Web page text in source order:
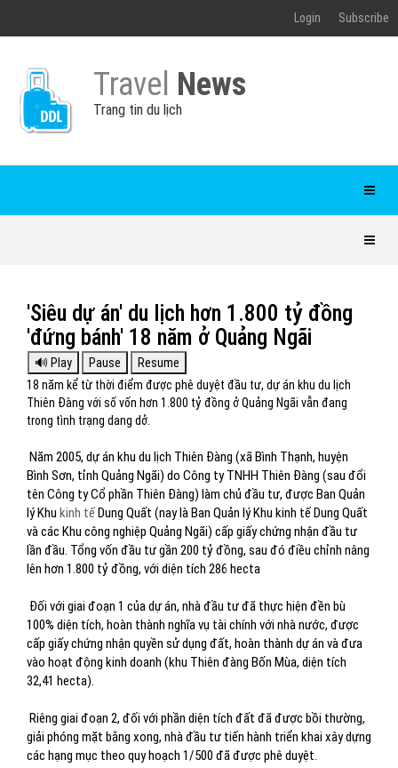
Login Subscribe
Travel News
Trang tin du lịch
'Siêu dự án' du lịch hơn 1.800 tỷ đồng
'đứng bánh' 18 năm ở Quảng Ngãi
18 năm kể từ thời điểm được phê duyệt đầu tư, dự án khu du lịch
Thiên Đàng với số vốn hơn 1.800 tỷ đồng ở Quảng Ngãi vẫn đang
trong tình trạng dang dở.
Năm 2005, dự án khu du lịch Thiên Đàng (xã Bình Thạnh, huyện
Bình Sơn, tỉnh Quảng Ngãi) do Công ty TNHH Thiên Đàng (sau đổi
tên Công ty Cổ phần Thiên Đàng) làm chủ đầu tư, được Ban Quản
lý Khu kinh tếDung Quất (nay là Ban Quản lý Khu kinh tế Dung Quất
và các Khu công nghiệp Quảng Ngãi) cấp giấy chứng nhận đầu tư
lần đầu. Tổng vốn đầu tư gần 200 tỷ đồng, sau đó điều chỉnh nâng
lên hơn 1.800 tỷ đồng, với diện tích 286 hecta
Đối với giai đoạn 1 của dự án, nhà đầu tư đã thực hiện đền bù
100% diện tích, hoàn thành nghĩa vụ tài chính với nhà nước, được
cấp giấy chứng nhận quyền sử dụng đất, hoàn thành dự án và đưa
vào hoạt động kinh doanh (khu Thiên đàng Bốn Mùa, diện tích
32,41 hecta).
Riêng giai đoạn 2, đối với phần diện tích đất đã được bồi thường,
giải phóng mặt bằng xong, nhà đầu tư tiến hành triển khai xây dựng
các hạng mục theo quy hoạch 1/500 đã được phê duyệt.